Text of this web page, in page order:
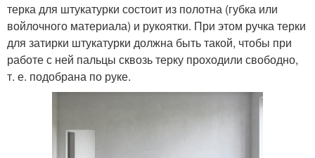
терка для штукатурки состоит из полотна (губка или
войлочного материала) и рукоятки. При этом ручка терки
для затирки штукатурки должна быть такой, чтобы при
работе с ней пальцы сквозь терку проходили свободно,
т. е. подобрана по руке.